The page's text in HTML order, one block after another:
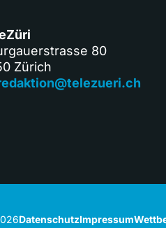
80
Zürich
DatenschutzImpressum